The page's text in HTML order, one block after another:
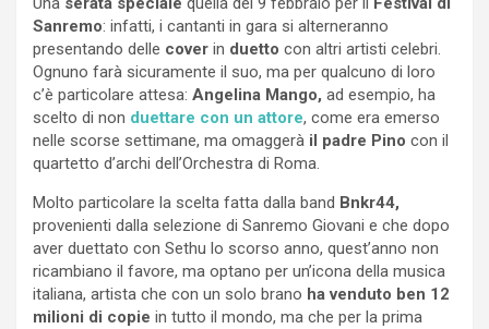
Sanremo: infatti, i cantanti in gara si alterneranno
presentando delle cover in duetto con altri artisti celebri.
Ognuno farà sicuramente il suo, ma per qualcuno di loro
c’è particolare attesa: Angelina Mango, ad esempio, ha
scelto di non duettare con un attore, come era emerso
nelle scorse settimane, ma omaggerà il padre Pino con il
quartetto d’archi dell’Orchestra di Roma.
Molto particolare la scelta fatta dalla band Bnkr44,
provenienti dalla selezione di Sanremo Giovani e che dopo
aver duettato con Sethu lo scorso anno, quest’anno non
ricambiano il favore, ma optano per un’icona della musica
italiana, artista che con un solo brano ha venduto ben 12
milioni di copie in tutto il mondo, ma che per la prima